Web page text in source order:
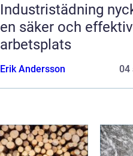
Industristädning nyckeln till
en säker och effektiv
arbetsplats
Erik Andersson 04